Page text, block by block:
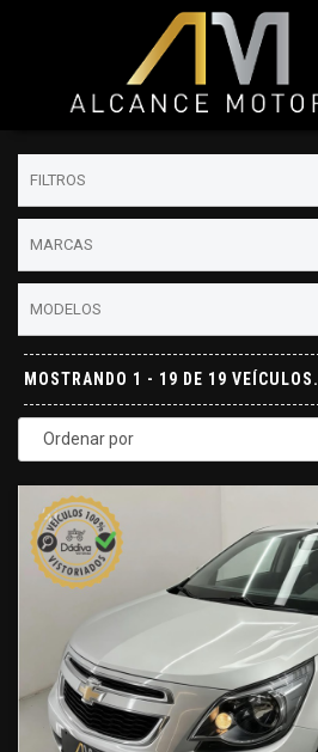
FILTROS
MARCAS
MODELOS
MOSTRANDO 1 - 19 DE 19 VEÍCULOS.
Ordenar por